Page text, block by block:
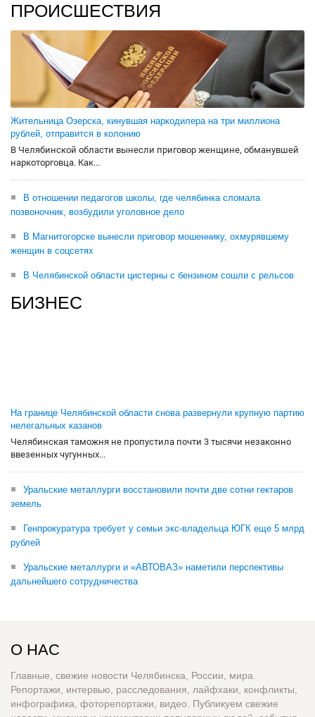
ПРОИСШЕСТВИЯ
Жительница Озерска, кинувшая наркодилера на три миллиона
рублей, отправится в колонию
В Челябинской области вынесли приговор женщине, обманувшей
наркоторговца. Как...
В отношении педагогов школы, где челябинка сломала
позвоночник, возбудили уголовное дело
В Магнитогорске вынесли приговор мошеннику, охмурявшему
женщин в соцсетях
В Челябинской области цистерны с бензином сошли с рельсов
БИЗНЕС
На границе Челябинской области снова развернули крупную партию
нелегальных казанов
Челябинская таможня не пропустила почти 3 тысячи незаконно
ввезенных чугунных...
Уральские металлурги восстановили почти две сотни гектаров
земель
Генпрокуратура требует у семьи экс-владельца ЮГК еще 5 млрд
рублей
Уральские металлурги и «АВТОВАЗ» наметили перспективы
дальнейшего сотрудничества
О НАС
Главные, свежие новости Челябинска, России, мира.
Репортажи, интервью, расследования, лайфхаки, конфликты,
инфографика, фоторепортажи, видео. Публикуем свежие